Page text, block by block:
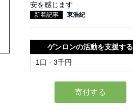
安を感じます
新着記事 東浩紀
ゲンロンの活動を支援する